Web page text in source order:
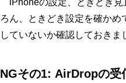
iPhoneの設定、ときどき見
ろん、ときどき設定を確か
していないか確認しておきま
NGその1: AirDropの受